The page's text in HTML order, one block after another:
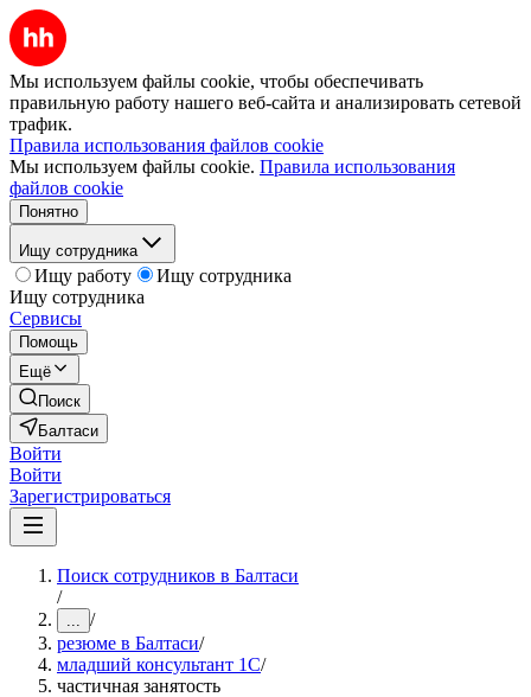
Мы используем файлы cookie, чтобы обеспечивать
правильную работу нашего веб-сайта и анализировать сетевой
трафик.
Правила использования файлов cookie
Мы используем файлы cookie. Правила использования
файлов cookie
Понятно
Ищу сотрудника
Ищу работу
Ищу сотрудника
Ищу сотрудника
Сервисы
Помощь
Ещё
Поиск
Балтаси
Войти
Войти
Зарегистрироваться
Поиск сотрудников в Балтаси
/
... /
резюме в Балтаси/
младший консультант 1С/
частичная занятость